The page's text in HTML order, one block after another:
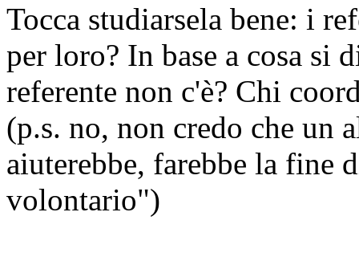
Tocca studiarsela bene: i
per loro? In base a cosa si
referente non c'è? Chi
(p.s. no, non credo che un
aiuterebbe, farebbe la fine
volontario")